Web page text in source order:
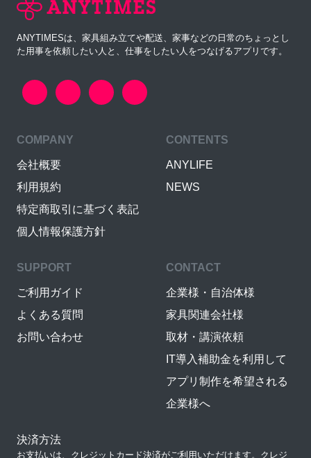
ANYTIMESは、家具組み立てや配送、家事などの日常のちょっとし
た用事を依頼したい人と、仕事をしたい人をつなげるアプリです。
COMPANY
会社概要
利用規約
特定商取引に基づく表記
個人情報保護方針
CONTENTS
ANYLIFE
NEWS
SUPPORT
ご利用ガイド
よくある質問
お問い合わせ
CONTACT
企業様・自治体様
家具関連会社様
取材・講演依頼
IT導入補助金を利用して
アプリ制作を希望される
企業様へ
決済方法
お支払いは、クレジットカード決済がご利用いただけます。クレジ